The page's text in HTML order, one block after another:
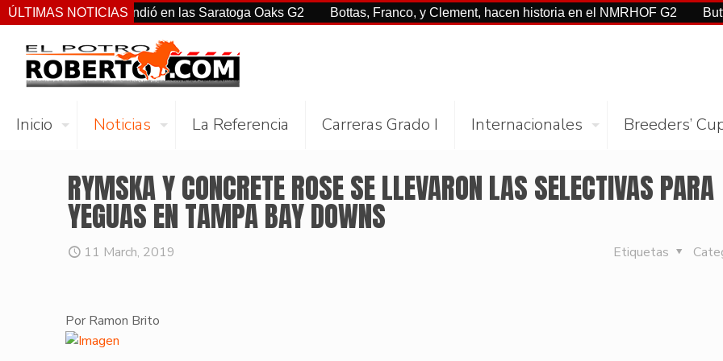
ÚLTIMAS NOTICIAS
Jr. sorprendió en las Saratoga Oaks G2 Bottas, Franco, y Clement, hacen historia en el NMRHOF G2 Buttah con
Inicio Noticias La Referencia Carreras Grado I Internacionales Breeders’
RYMSKA Y CONCRETE ROSE SE LLEVARON LAS SELECTIVAS PARA
YEGUAS EN TAMPA BAY DOWNS
11 March, 2019 Etiquetas
Por Ramon Brito